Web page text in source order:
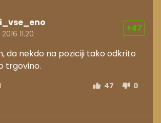
11.20
+47
da nekdo na poziciji tako odkrito
trgovino.
47 0